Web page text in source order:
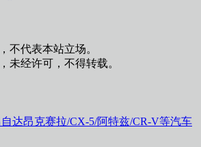
不代表本站立场。
未经许可，不得转载。
达昂克赛拉/CX-5/阿特兹/CR-V等汽车